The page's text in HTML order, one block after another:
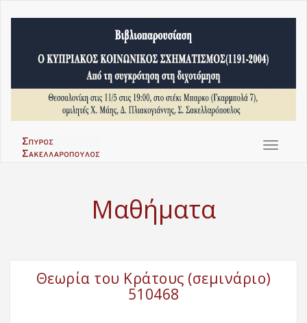
Toggle
Μαθήματα
Θεωρία του Κράτους (σεμινάριο)
510468